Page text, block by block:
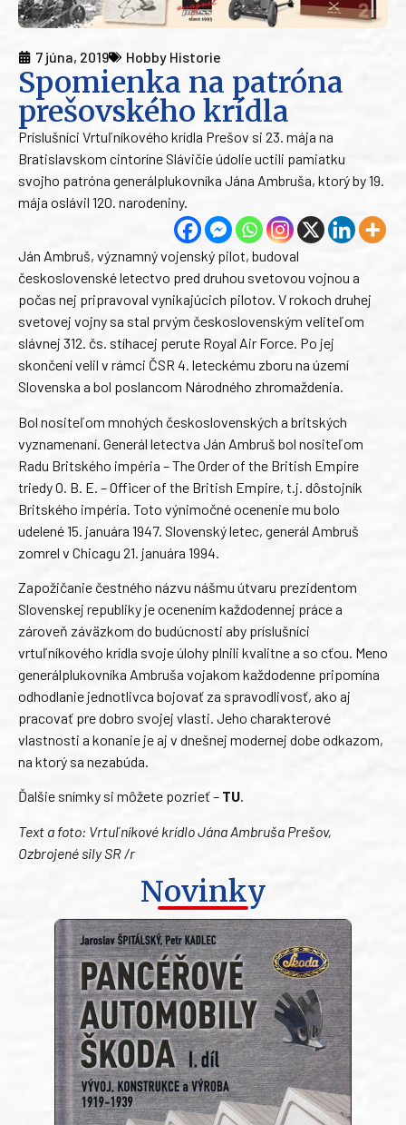
7 júna, 2019 Hobby Historie
Spomienka na patróna
prešovského krídla
Príslušníci Vrtuľníkového krídla Prešov si 23. mája na
Bratislavskom cintoríne Slávičie údolie uctili pamiatku
svojho patróna generálplukovníka Jána Ambruša, ktorý by 19.
mája oslávil 120. narodeniny.
Ján Ambruš, významný vojenský pilot, budoval
československé letectvo pred druhou svetovou vojnou a
počas nej pripravoval vynikajúcich pilotov. V rokoch druhej
svetovej vojny sa stal prvým československým veliteľom
slávnej 312. čs. stíhacej perute Royal Air Force. Po jej
skončení velil v rámci ČSR 4. leteckému zboru na území
Slovenska a bol poslancom Národného zhromaždenia.
Bol nositeľom mnohých československých a britských
vyznamenaní. Generál letectva Ján Ambruš bol nositeľom
Radu Britského impéria – The Order of the British Empire
triedy O. B. E. – Officer of the British Empire, t.j. dôstojník
Britského impéria. Toto výnimočné ocenenie mu bolo
udelené 15. januára 1947. Slovenský letec, generál Ambruš
zomrel v Chicagu 21. januára 1994.
Zapožičanie čestného názvu nášmu útvaru prezidentom
Slovenskej republiky je ocenením každodennej práce a
zároveň záväzkom do budúcnosti aby príslušníci
vrtuľníkového krídla svoje úlohy plnili kvalitne a so cťou. Meno
generálplukovníka Ambruša vojakom každodenne pripomína
odhodlanie jednotlivca bojovať za spravodlivosť, ako aj
pracovať pre dobro svojej vlasti. Jeho charakterové
vlastnosti a konanie je aj v dnešnej modernej dobe odkazom,
na ktorý sa nezabúda.
Ďalšie snímky si môžete pozrieť – TU.
Text a foto: Vrtuľníkové krídlo Jána Ambruša Prešov,
Ozbrojené sily SR /r
Novinky